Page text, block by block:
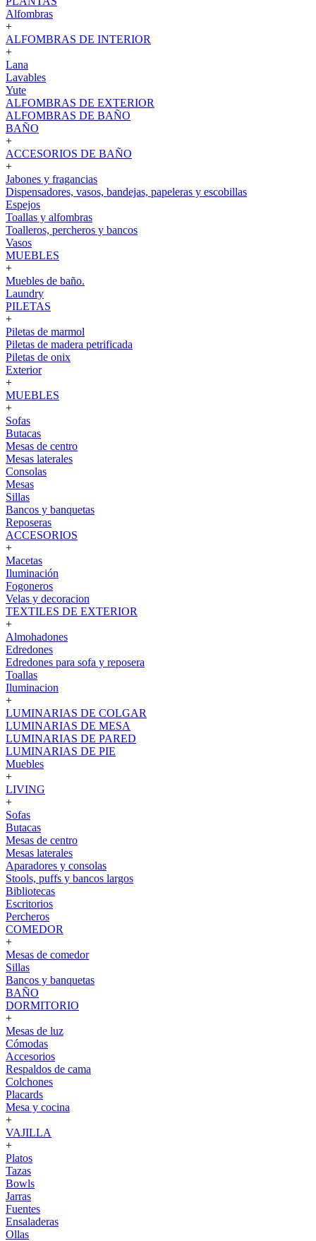
Alfombras
+
ALFOMBRAS DE INTERIOR
+
Lana
Lavables
Yute
ALFOMBRAS DE EXTERIOR
ALFOMBRAS DE BAÑO
BAÑO
+
ACCESORIOS DE BAÑO
+
Jabones y fragancias
Dispensadores, vasos, bandejas, papeleras y escobillas
Espejos
Toallas y alfombras
Toalleros, percheros y bancos
Vasos
MUEBLES
+
Muebles de baño.
Laundry
PILETAS
+
Piletas de marmol
Piletas de madera petrificada
Piletas de onix
Exterior
+
MUEBLES
+
Sofas
Butacas
Mesas de centro
Mesas laterales
Consolas
Mesas
Sillas
Bancos y banquetas
Reposeras
ACCESORIOS
+
Macetas
Iluminación
Fogoneros
Velas y decoracion
TEXTILES DE EXTERIOR
+
Almohadones
Edredones
Edredones para sofa y reposera
Toallas
Iluminacion
+
LUMINARIAS DE COLGAR
LUMINARIAS DE MESA
LUMINARIAS DE PARED
LUMINARIAS DE PIE
Muebles
+
LIVING
+
Sofas
Butacas
Mesas de centro
Mesas laterales
Aparadores y consolas
Stools, puffs y bancos largos
Bibliotecas
Escritorios
Percheros
COMEDOR
+
Mesas de comedor
Sillas
Bancos y banquetas
BAÑO
DORMITORIO
+
Mesas de luz
Cómodas
Accesorios
Respaldos de cama
Colchones
Placards
Mesa y cocina
+
VAJILLA
+
Platos
Tazas
Bowls
Jarras
Fuentes
Ensaladeras
Ollas